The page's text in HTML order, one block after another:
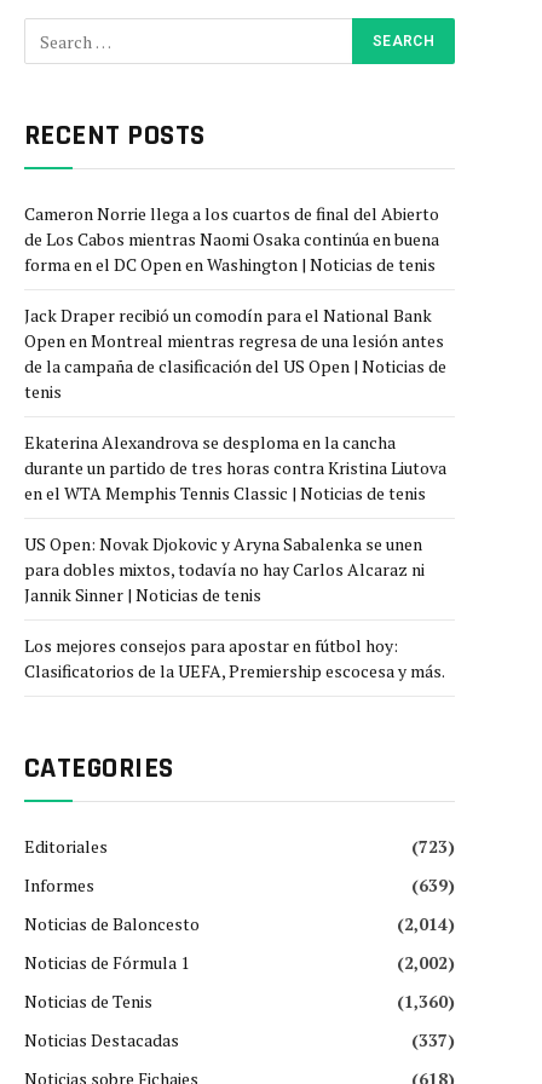
RECENT POSTS
Cameron Norrie llega a los cuartos de final del Abierto
de Los Cabos mientras Naomi Osaka continúa en buena
forma en el DC Open en Washington | Noticias de tenis
Jack Draper recibió un comodín para el National Bank
Open en Montreal mientras regresa de una lesión antes
de la campaña de clasificación del US Open | Noticias de
tenis
Ekaterina Alexandrova se desploma en la cancha
durante un partido de tres horas contra Kristina Liutova
en el WTA Memphis Tennis Classic | Noticias de tenis
US Open: Novak Djokovic y Aryna Sabalenka se unen
para dobles mixtos, todavía no hay Carlos Alcaraz ni
Jannik Sinner | Noticias de tenis
Los mejores consejos para apostar en fútbol hoy:
Clasificatorios de la UEFA, Premiership escocesa y más.
CATEGORIES
Editoriales
(723)
Informes
(639)
Noticias de Baloncesto
(2,014)
Noticias de Fórmula 1
(2,002)
Noticias de Tenis
(1,360)
Noticias Destacadas
(337)
Noticias sobre Fichajes
(618)